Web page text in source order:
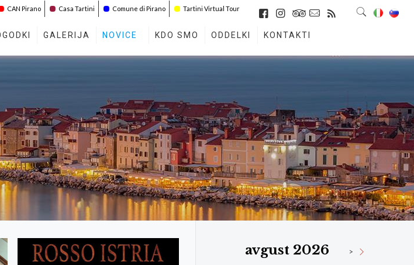
CAN Pirano Casa Tartini Comune di Pirano Tartini Virtual Tour
GALERIJA NOVICE KDO SMO ODDELKI KONTAKTI
avgust 2026 >